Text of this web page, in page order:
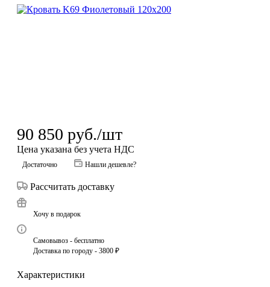
90 850 руб./шт
Цена указана без учета НДС
Достаточно Нашли дешевле?
Рассчитать доставку
Хочу в подарок
Самовывоз - бесплатно
Доставка по городу - 3800 ₽
Характеристики